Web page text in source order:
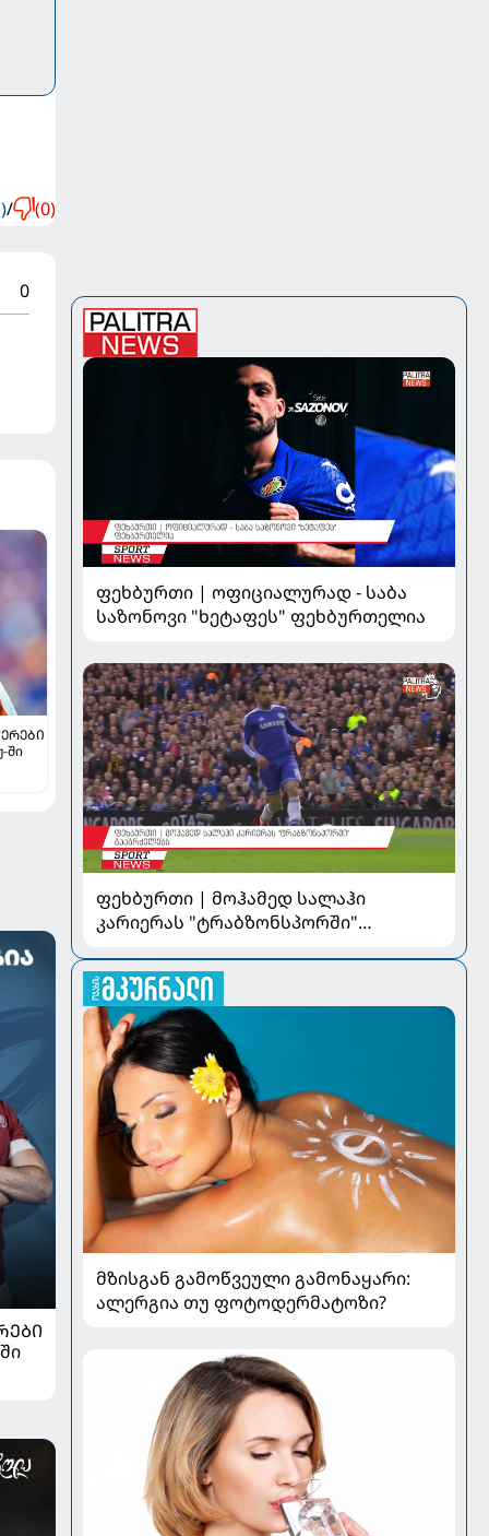
/ (0)
0
ში
ფეხბურთი | ოფიციალურად - საბა
საზონოვი "ხეტაფეს" ფეხბურთელია
ფეხბურთი | მოჰამედ სალაჰი
კარიერას "ტრაბზონსპორში"
მზისგან გამოწვეული გამონაყარი:
ალერგია თუ ფოტოდერმატოზი?